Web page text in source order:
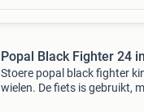
Popal Black Fighter 24
Stoere popal black fighter
wielen. De fiets is gebruikt,